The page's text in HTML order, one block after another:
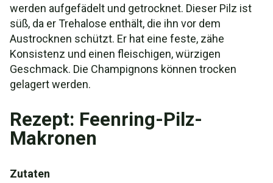
werden aufgefädelt und getrocknet. Dieser Pilz ist
süß, da er Trehalose enthält, die ihn vor dem
Austrocknen schützt. Er hat eine feste, zähe
Konsistenz und einen fleischigen, würzigen
Geschmack. Die Champignons können trocken
gelagert werden.
Rezept: Feenring-Pilz-
Makronen
Zutaten